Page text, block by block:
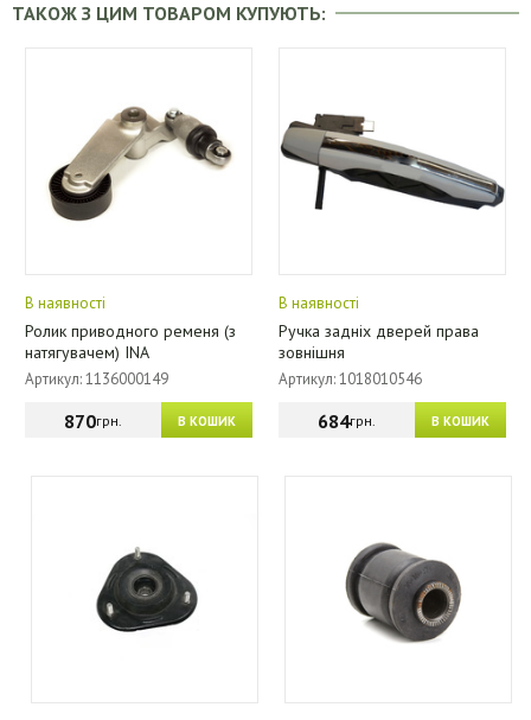
ТАКОЖ З ЦИМ ТОВАРОМ КУПУЮТЬ:
В наявності
Ролик приводного ременя (з
натягувачем) INA
Артикул: 1136000149
В КОШИК
870грн.
В наявності
Ручка задніх дверей права
зовнішня
Артикул: 1018010546
В КОШИК
684грн.